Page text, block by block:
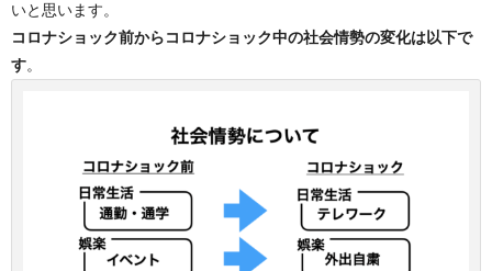
いと思います。
コロナショック前からコロナショック中の社会情勢の変化は以下で
す